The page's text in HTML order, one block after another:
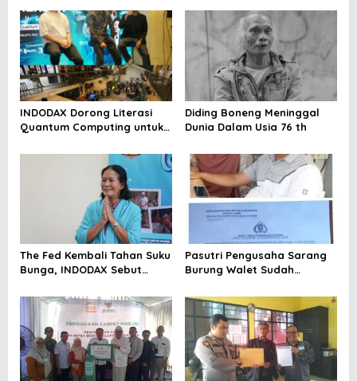
INDODAX Dorong Literasi
Quantum Computing untuk
Blockchain
Diding Boneng Meninggal
Dunia Dalam Usia 76 th
The Fed Kembali Tahan Suku
Bunga, INDODAX Sebut
Sentimen Pasar
Pasutri Pengusaha Sarang
Burung Walet Sudah
Pelapor Desak Polda Jambi
Segera Lakukan Penahanan